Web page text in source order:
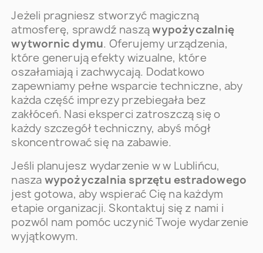
Jeżeli pragniesz stworzyć magiczną
atmosferę, sprawdź nasząwypożyczalnię
wytwornic dymu. Oferujemy urządzenia,
które generują efekty wizualne, które
oszałamiają i zachwycają. Dodatkowo
zapewniamy pełne wsparcie techniczne, aby
każda część imprezy przebiegała bez
zakłóceń. Nasi eksperci zatroszczą się o
każdy szczegół techniczny, abyś mógł
skoncentrować się na zabawie.
Jeśli planujesz wydarzenie w w Lublińcu,
nasza wypożyczalnia sprzętu estradowego
jest gotowa, aby wspierać Cię na każdym
etapie organizacji. Skontaktuj się z nami i
pozwól nam pomóc uczynić Twoje wydarzenie
wyjątkowym.